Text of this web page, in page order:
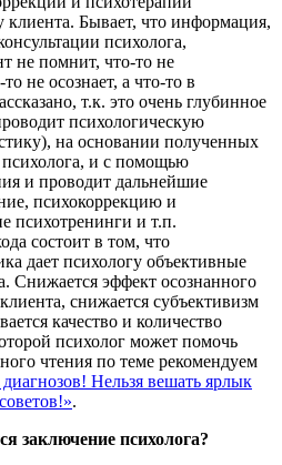
клиента. Бывает, что информация,
психолога,
не помнит, что-то не
не осознает, а что-то в
т.к. это очень глубинное
психологическую
на основании полученных
и с помощью
и проводит дальнейшие
психокоррекцию и
психотренинги и т.п.
состоит в том, что
дает психологу объективные
Снижается эффект осознанного
снижается субъективизм
качество и количество
психолог может помочь
чтения по теме рекомендуем
Нельзя вешать ярлык
.
заключение психолога?